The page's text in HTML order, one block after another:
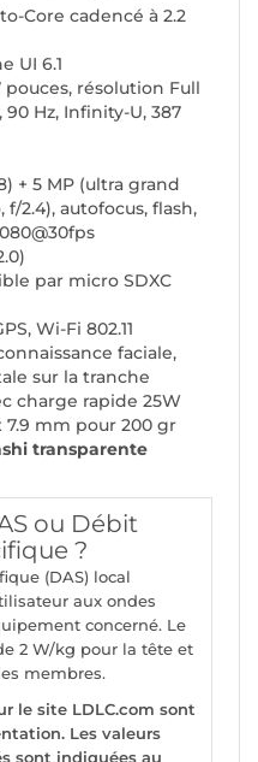
Core cadencé à 2.2
UI 6.1
pouces, résolution Full
90 Hz, Infinity-U, 387
+ 5 MP (ultra grand
f/2.4), autofocus, flash,
par micro SDXC
Wi-Fi 802.11
faciale,
sur la tranche
charge rapide 25W
7.9 mm pour 200 gr
transparente
ou Débit
?
(DAS) local
aux ondes
concerné. Le
2 W/kg pour la tête et
membres.
le site LDLC.com sont
Les valeurs
sont indiquées au